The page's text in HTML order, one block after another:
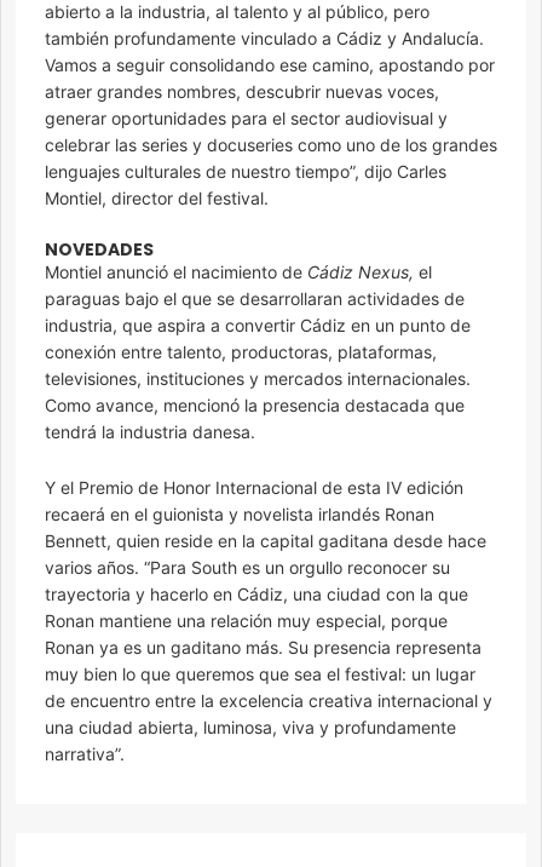
abierto a la industria, al talento y al público, pero
también profundamente vinculado a Cádiz y Andalucía.
Vamos a seguir consolidando ese camino, apostando por
atraer grandes nombres, descubrir nuevas voces,
generar oportunidades para el sector audiovisual y
celebrar las series y docuseries como uno de los grandes
lenguajes culturales de nuestro tiempo”, dijo Carles
Montiel, director del festival.
NOVEDADES
Montiel anunció el nacimiento de Cádiz Nexus, el
paraguas bajo el que se desarrollaran actividades de
industria, que aspira a convertir Cádiz en un punto de
conexión entre talento, productoras, plataformas,
televisiones, instituciones y mercados internacionales.
Como avance, mencionó la presencia destacada que
tendrá la industria danesa.
Y el Premio de Honor Internacional de esta IV edición
recaerá en el guionista y novelista irlandés Ronan
Bennett, quien reside en la capital gaditana desde hace
varios años. “Para South es un orgullo reconocer su
trayectoria y hacerlo en Cádiz, una ciudad con la que
Ronan mantiene una relación muy especial, porque
Ronan ya es un gaditano más. Su presencia representa
muy bien lo que queremos que sea el festival: un lugar
de encuentro entre la excelencia creativa internacional y
una ciudad abierta, luminosa, viva y profundamente
narrativa”.